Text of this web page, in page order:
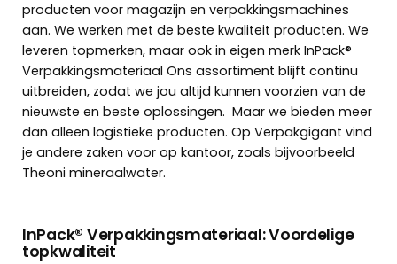
producten voor magazijn en verpakkingsmachines
aan. We werken met de beste kwaliteit producten. We
leveren topmerken, maar ook in eigen merk InPack®
Verpakkingsmateriaal Ons assortiment blijft continu
uitbreiden, zodat we jou altijd kunnen voorzien van de
nieuwste en beste oplossingen. Maar we bieden meer
dan alleen logistieke producten. Op Verpakgigant vind
je andere zaken voor op kantoor, zoals bijvoorbeeld
Theoni mineraalwater.
InPack® Verpakkingsmateriaal: Voordelige
topkwaliteit